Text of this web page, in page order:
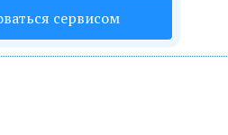
сервисом